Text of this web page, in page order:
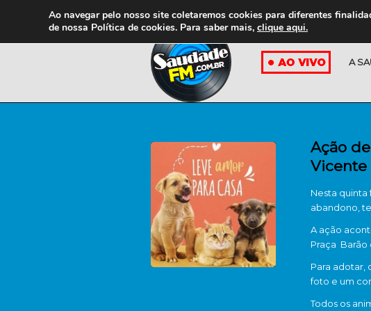
A
Ação
Vicente
Nesta quinta
abandono,
A ação
Praça Barão
Para adotar,
foto e um
Todos os
Ao navegar pelo nosso site coletaremos cookies para diferentes
de nossa Política de cookies. Para saber mais, clique aqui.